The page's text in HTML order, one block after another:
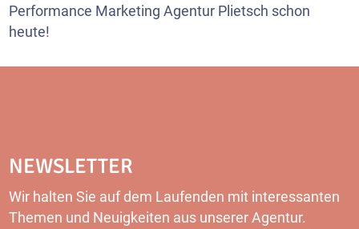
Performance Marketing Agentur Plietsch schon
heute!
NEWSLETTER
Wir halten Sie auf dem Laufenden mit interessanten
Themen und Neuigkeiten aus unserer Agentur.